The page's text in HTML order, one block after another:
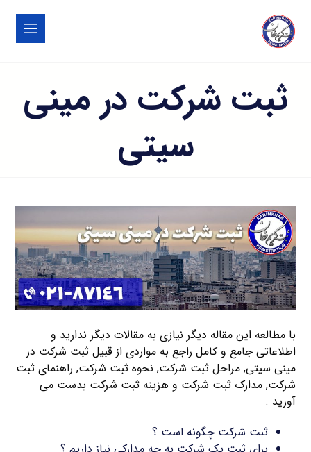
ثبت شرکت در مینی
سیتی
با مطالعه این مقاله دیگر نیازی به مقالات دیگر ندارید و
اطلاعاتی جامع و کامل راجع به مواردی از قبیل ثبت شرکت در
مینی سیتی, مراحل ثبت شرکت, نحوه ثبت شرکت, راهنمای ثبت
شرکت, مدارک ثبت شرکت و هزینه ثبت شرکت بدست می
آورید .
ثبت شرکت چگونه است ؟